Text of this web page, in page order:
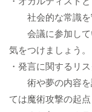
社会的な常識を
会議に参加して
気をつけましょう。
・発言に関するリ
術や夢の内容を
ては魔術攻撃の起